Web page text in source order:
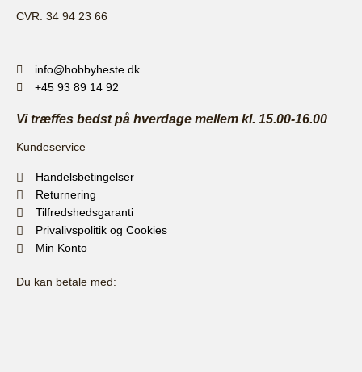
CVR. 34 94 23 66
info@hobbyheste.dk
+45 93 89 14 92
Vi træffes bedst på hverdage mellem kl. 15.00-16.00
Kundeservice
Handelsbetingelser
Returnering
Tilfredshedsgaranti
Privalivspolitik og Cookies
Min Konto
Du kan betale med: